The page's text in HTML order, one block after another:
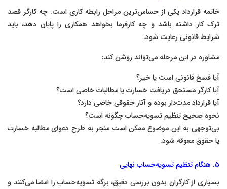
خاتمه قرارداد یکی از حساس‌ترین مراحل رابطه کاری است. چه کارگر قصد
ترک کار داشته باشد و چه کارفرما بخواهد همکاری را پایان دهد، باید
شرایط قانونی رعایت شود.
مشاوره در این مرحله می‌تواند روشن کند:
آیا فسخ قانونی است یا خیر؟
آیا کارگر مستحق دریافت خسارت یا مطالبات خاصی است؟
آیا قرارداد مدت‌دار بوده و آثار حقوقی خاصی دارد؟
نحوه صحیح تنظیم تسویه‌حساب چگونه است؟
بی‌توجهی به این موضوع ممکن است منجر به طرح دعوای مطالبه خسارت
یا حقوق معوقه شود.
۵. هنگام تنظیم تسویه‌حساب نهایی
بسیاری از کارگران بدون بررسی دقیق، برگه تسویه‌حساب را امضا می‌کنند و